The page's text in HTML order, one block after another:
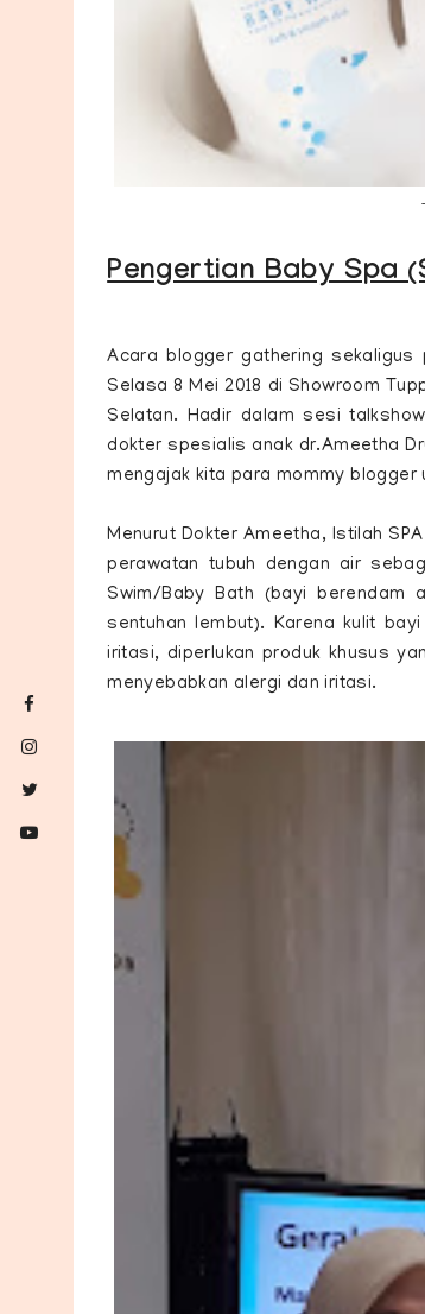
Pengertian Baby Spa
Acara blogger gathering sekaligus
Selasa 8 Mei 2018 di Showroom
Selatan. Hadir dalam sesi
dokter spesialis anak dr.Ameetha
mengajak kita para mommy blogger
Menurut Dokter Ameetha, Istilah
perawatan tubuh dengan air
Swim/Baby Bath (bayi
sentuhan lembut). Karena kulit
iritasi, diperlukan produk khusus
menyebabkan alergi dan iritasi.